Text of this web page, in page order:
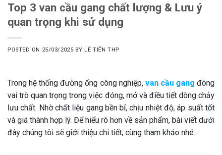
Top 3 van cầu gang chất lượng & Lưu ý
quan trọng khi sử dụng
POSTED ON 25/03/2025 BY LÊ TIẾN THP
Trong hệ thống đường ống công nghiệp, van cầu gang đóng
vai trò quan trọng trong việc đóng, mở và điều tiết dòng chảy
lưu chất. Nhờ chất liệu gang bền bỉ, chịu nhiệt độ, áp suất tốt
và giá thành hợp lý. Để hiểu rõ hơn về sản phẩm, bài viết dưới
đây chúng tôi sẽ giới thiệu chi tiết, cùng tham khảo nhé.